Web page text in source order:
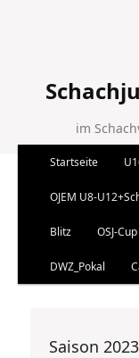
im
Zum Inhalt
Zum
Startseite
OJEM U8-
Blitz OSJ-Cup
DWZ_Pokal
Saison